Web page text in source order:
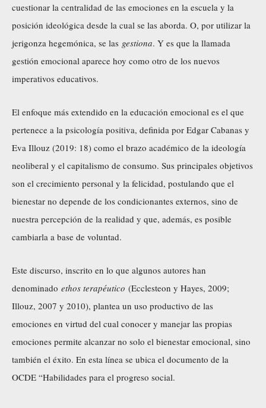
cuestionar la centralidad de las emociones en la escuela y la
posición ideológica desde la cual se las aborda. O, por utilizar la
jerigonza hegemónica, se las gestiona. Y es que la llamada
gestión emocional aparece hoy como otro de los nuevos
imperativos educativos.
El enfoque más extendido en la educación emocional es el que
pertenece a la psicología positiva, definida por Edgar Cabanas y
Eva Illouz (2019: 18) como el brazo académico de la ideología
neoliberal y el capitalismo de consumo. Sus principales objetivos
son el crecimiento personal y la felicidad, postulando que el
bienestar no depende de los condicionantes externos, sino de
nuestra percepción de la realidad y que, además, es posible
cambiarla a base de voluntad.
Este discurso, inscrito en lo que algunos autores han
denominado ethos terapéutico (Ecclesteon y Hayes, 2009;
Illouz, 2007 y 2010), plantea un uso productivo de las
emociones en virtud del cual conocer y manejar las propias
emociones permite alcanzar no solo el bienestar emocional, sino
también el éxito. En esta línea se ubica el documento de la
OCDE “Habilidades para el progreso social.